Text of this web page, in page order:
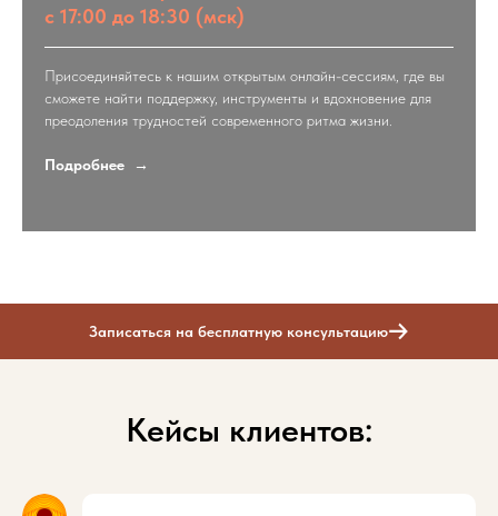
с 17:00 до 18:30 (мск)
Присоединяйтесь к нашим открытым онлайн-сессиям, где вы
сможете найти поддержку, инструменты и вдохновение для
преодоления трудностей современного ритма жизни.
Подробнее
Записаться на бесплатную консультацию
Кейсы клиентов: